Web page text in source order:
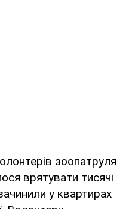
зоопатруля
врятувати тисячі
у квартирах